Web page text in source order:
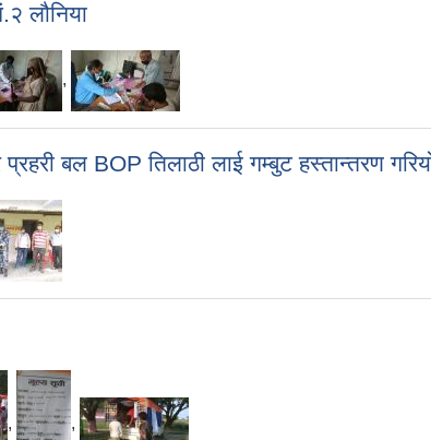
लौनिया
,
बल BOP तिलाठी लाई गम्बुट हस्तान्तरण
, ,